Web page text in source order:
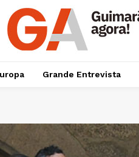
Grande Entrevista